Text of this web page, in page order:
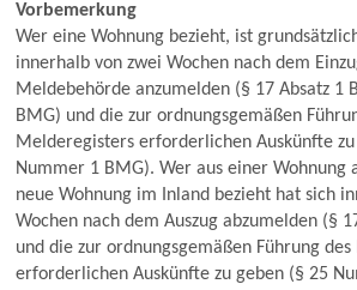
Vorbemerkung
Wer eine Wohnung bezieht, ist
innerhalb von zwei Wochen nach dem
Meldebehörde anzumelden (§ 17 Absatz 1
BMG) und die zur ordnungsgemäßen
Melderegisters erforderlichen Auskünfte
Nummer 1 BMG). Wer aus einer Wohnung
neue Wohnung im Inland bezieht hat sich
Wochen nach dem Auszug abzumelden (§
und die zur ordnungsgemäßen Führung
erforderlichen Auskünfte zu geben (§ 25